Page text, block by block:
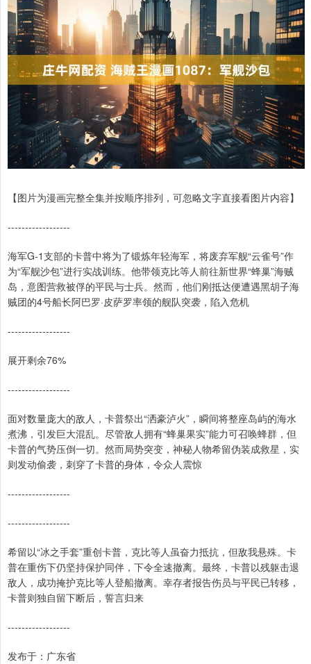
【图片为漫画完整全集并按顺序排列，可忽略文字直接看图片内容】
------------------
海军G-1支部的卡普中将为了锻炼年轻海军，将废弃军舰“云雀号”作
为“军舰沙包”进行实战训练。他带领克比等人前往新世界“蜂巢”海贼
岛，意图营救被俘的平民与士兵。然而，他们刚抵达便遭遇黑胡子海
贼团的4号船长阿巴罗·皮萨罗率领的舰队突袭，陷入危机
------------------
展开剩余76%
------------------
面对数量庞大的敌人，卡普祭出“洒豪泸火”，瞬间将整座岛屿的海水
煮沸，引发巨大混乱。尽管敌人拥有“蜂巢果实”能力可召唤蜂群，但
卡普的气势压倒一切。然而局势突变，神秘人物希留伪装成救星，实
则发动偷袭，刺穿了卡普的身体，令众人震惊
------------------
------------------
希留以“冰之手套”重创卡普，克比等人虽奋力抵抗，但敌我悬殊。卡
普在重伤下仍坚持保护同伴，下令全速撤离。最终，卡普以残躯击退
敌人，成功掩护克比等人登船撤离。幸存者报告伤员与平民已转移，
卡普则独自留下断后，誓言归来
------------------
发布于：广东省